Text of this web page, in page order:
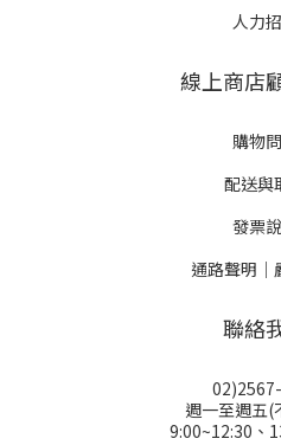
人力
線上商店
購物
配送與
發票
通路聲明｜
聯絡
週一至週五(
9:00~12:30、